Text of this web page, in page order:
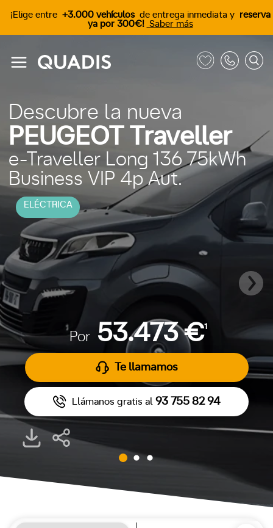
¡Elige entre +3.000 vehículos de entrega inmediata y reserva
ya por 300€! Saber más
Descubre la nueva
PEUGEOT Traveller
ELÉCTRICA
e-Traveller Long 136 75kWh
Business VIP 4p Aut.
Por 53.473 €1
Te llamamos
Llámanos gratis al 93 755 82 94